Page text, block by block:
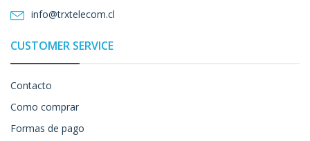
info@trxtelecom.cl
CUSTOMER SERVICE
Contacto
Como comprar
Formas de pago